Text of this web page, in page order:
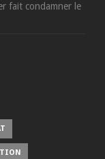
fait condamner le